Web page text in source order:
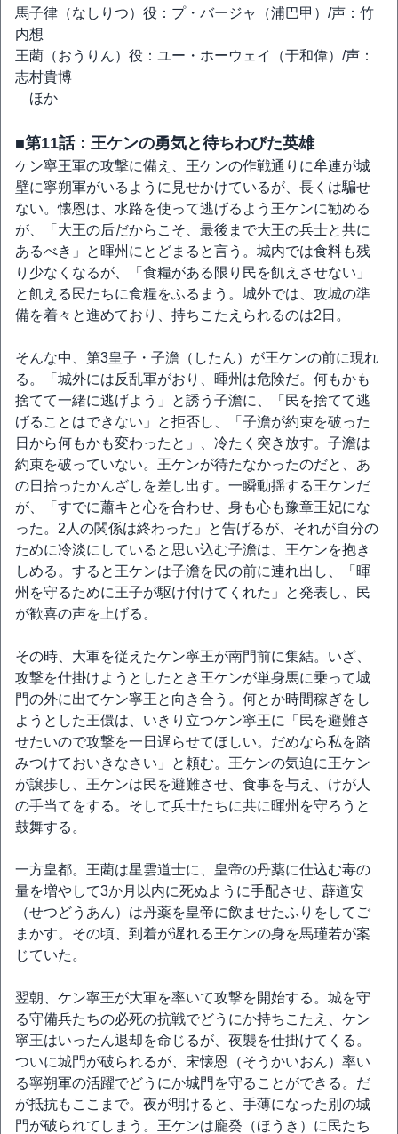
馬子律（なしりつ）役：プ・バージャ（浦巴甲）/声：竹
内想
王藺（おうりん）役：ユー・ホーウェイ（于和偉）/声：
志村貴博
ほか
■第11話：王ケンの勇気と待ちわびた英雄
ケン寧王軍の攻撃に備え、王ケンの作戦通りに牟連が城
壁に寧朔軍がいるように見せかけているが、長くは騙せ
ない。懐恩は、水路を使って逃げるよう王ケンに勧める
が、「大王の后だからこそ、最後まで大王の兵士と共に
あるべき」と暉州にとどまると言う。城内では食料も残
り少なくなるが、「食糧がある限り民を飢えさせない」
と飢える民たちに食糧をふるまう。城外では、攻城の準
備を着々と進めており、持ちこたえられるのは2日。
そんな中、第3皇子・子澹（したん）が王ケンの前に現れ
る。「城外には反乱軍がおり、暉州は危険だ。何もかも
捨てて一緒に逃げよう」と誘う子澹に、「民を捨てて逃
げることはできない」と拒否し、「子澹が約束を破った
日から何もかも変わったと」、冷たく突き放す。子澹は
約束を破っていない。王ケンが待たなかったのだと、あ
の日拾ったかんざしを差し出す。一瞬動揺する王ケンだ
が、「すでに蕭キと心を合わせ、身も心も豫章王妃にな
った。2人の関係は終わった」と告げるが、それが自分の
ために冷淡にしていると思い込む子澹は、王ケンを抱き
しめる。すると王ケンは子澹を民の前に連れ出し、「暉
州を守るために王子が駆け付けてくれた」と発表し、民
が歓喜の声を上げる。
その時、大軍を従えたケン寧王が南門前に集結。いざ、
攻撃を仕掛けようとしたとき王ケンが単身馬に乗って城
門の外に出てケン寧王と向き合う。何とか時間稼ぎをし
ようとした王儇は、いきり立つケン寧王に「民を避難さ
せたいので攻撃を一日遅らせてほしい。だめなら私を踏
みつけておいきなさい」と頼む。王ケンの気迫に王ケン
が譲歩し、王ケンは民を避難させ、食事を与え、けが人
の手当てをする。そして兵士たちに共に暉州を守ろうと
鼓舞する。
一方皇都。王藺は星雲道士に、皇帝の丹薬に仕込む毒の
量を増やして3か月以内に死ぬように手配させ、薜道安
（せつどうあん）は丹薬を皇帝に飲ませたふりをしてご
まかす。その頃、到着が遅れる王ケンの身を馬瑾若が案
じていた。
翌朝、ケン寧王が大軍を率いて攻撃を開始する。城を守
る守備兵たちの必死の抗戦でどうにか持ちこたえ、ケン
寧王はいったん退却を命じるが、夜襲を仕掛けてくる。
ついに城門が破られるが、宋懐恩（そうかいおん）率い
る寧朔軍の活躍でどうにか城門を守ることができる。だ
が抵抗もここまで。夜が明けると、手薄になった別の城
門が破られてしまう。王ケンは龐癸（ほうき）に民たち